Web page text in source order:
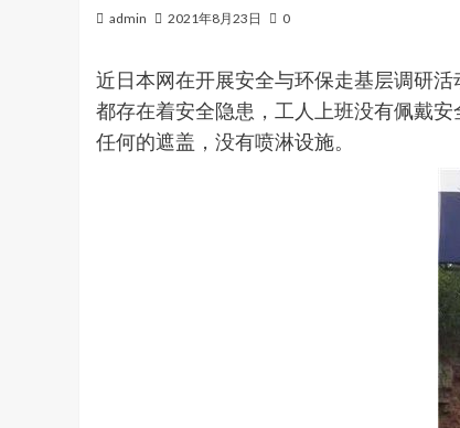
admin 2021年8月23日 0
近日本网在开展安全与环保走基层调研
都存在着安全隐患，工人上班没有佩戴
任何的遮盖，没有喷淋设施。